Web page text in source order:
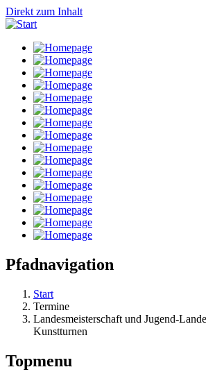
Direkt zum Inhalt
Pfadnavigation
Start
Termine
Landesmeisterschaft und Jugend-
Kunstturnen
Topmenu